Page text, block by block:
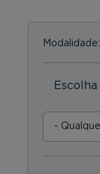
Modalidade: